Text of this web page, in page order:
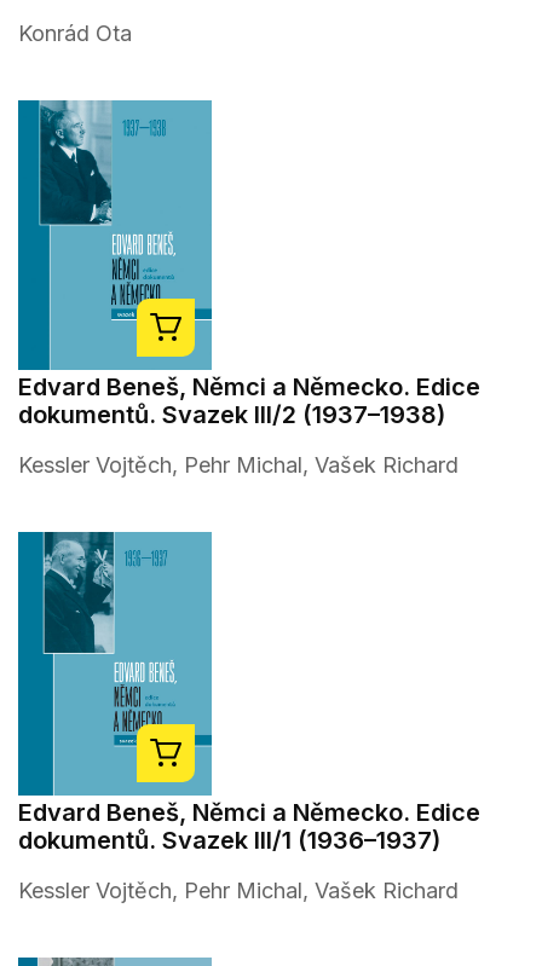
Konrád Ota
Edvard Beneš, Němci a Německo. Edice
dokumentů. Svazek III/2 (1937–1938)
Kessler Vojtěch, Pehr Michal, Vašek Richard
Edvard Beneš, Němci a Německo. Edice
dokumentů. Svazek III/1 (1936–1937)
Kessler Vojtěch, Pehr Michal, Vašek Richard